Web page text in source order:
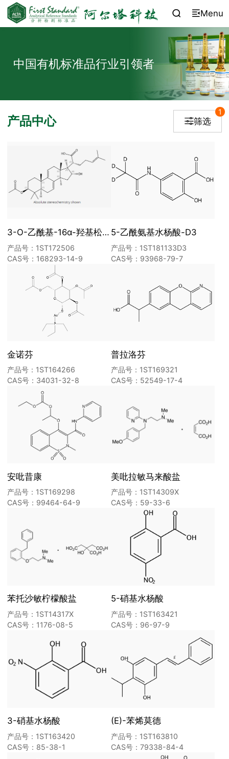
 Menu
中国有机标准品行业引领者
产品中心 筛选
1
3-O-乙酰基-16α-羟基松苓新酸
产品号：1ST172506
CAS号：168293-14-9
5-乙酰氨基水杨酸-D3
产品号：1ST181133D3
CAS号：93968-79-7
金诺芬
产品号：1ST164266
CAS号：34031-32-8
普拉洛芬
产品号：1ST169321
CAS号：52549-17-4
安吡昔康
产品号：1ST169298
CAS号：99464-64-9
美吡拉敏马来酸盐
产品号：1ST14309X
CAS号：59-33-6
苯托沙敏柠檬酸盐
产品号：1ST14317X
CAS号：1176-08-5
5-硝基水杨酸
产品号：1ST163421
CAS号：96-97-9
3-硝基水杨酸
产品号：1ST163420
CAS号：85-38-1
(E)-苯烯莫德
产品号：1ST163810
CAS号：79338-84-4